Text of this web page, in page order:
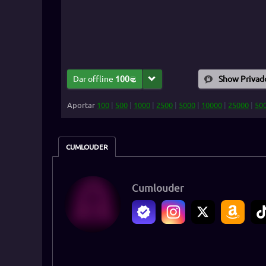
Dar offline 100 Show
Aportar 100 | 500 | 1000 | 2500 | 5000 | 10000 | 25000 |
CUMLOUDER
Cumlouder